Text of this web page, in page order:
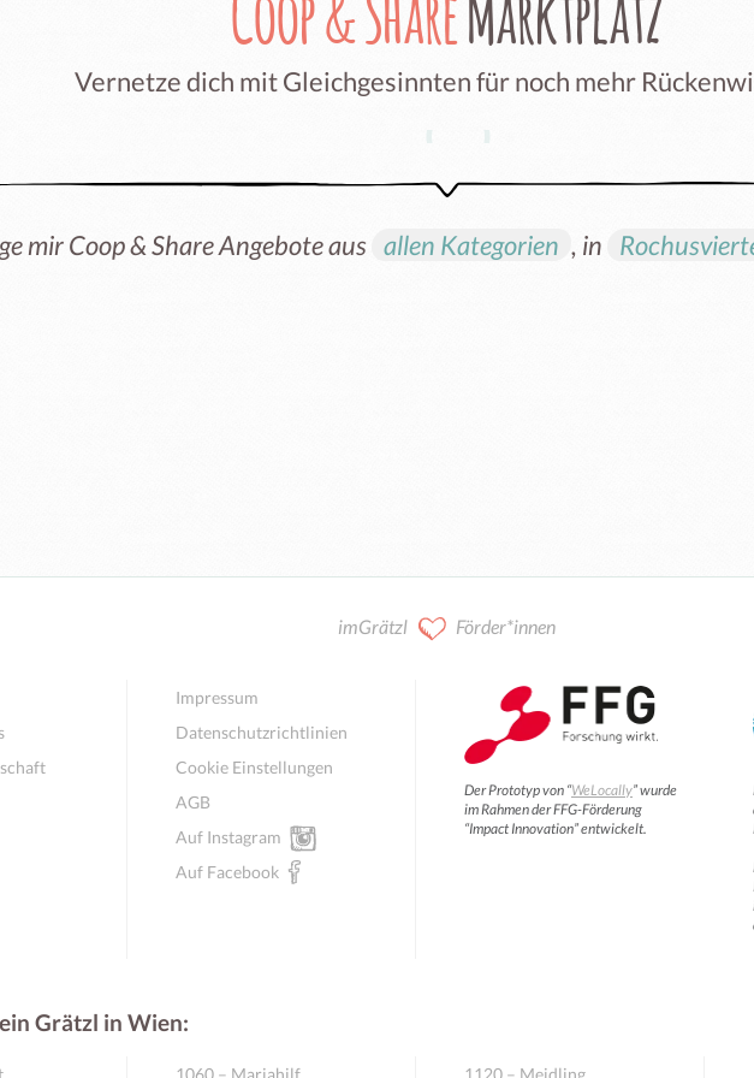
Vernetze dich mit Gleichgesinnten für noch mehr
mir Coop & Share Angebote aus allen Kategorien , in
imGrätzl Förder*innen
Impressum
Datenschutzrichtlinien
Cookie Einstellungen
AGB
Auf Instagram
Auf Facebook
Der Prototyp von “WeLocally” wurde
im Rahmen der FFG-Förderung
“Impact Innovation” entwickelt.
Grätzl in Wien:
1060 – Mariahilf 1120 – Meidling